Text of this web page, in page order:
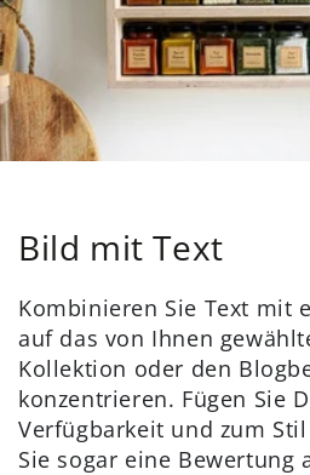
Bild mit Text
Kombinieren Sie Text mit
auf das von Ihnen
Kollektion oder den
konzentrieren. Fügen Sie
Verfügbarkeit und zum
Sie sogar eine Bewertung